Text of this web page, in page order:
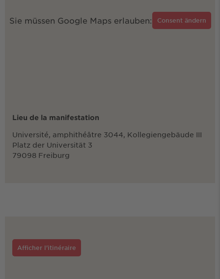
Sie müssen Google Maps erlauben: Consent ändern
Lieu de la manifestation
Université, amphithéâtre 3044, Kollegiengebäude III
Platz der Universität 3
79098 Freiburg
Afficher l'itinéraire